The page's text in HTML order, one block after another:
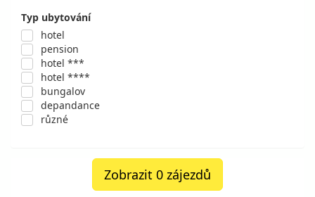
Typ ubytování
hotel
pension
hotel ***
hotel ****
bungalov
depandance
různé
Zobrazit 0 zájezdů